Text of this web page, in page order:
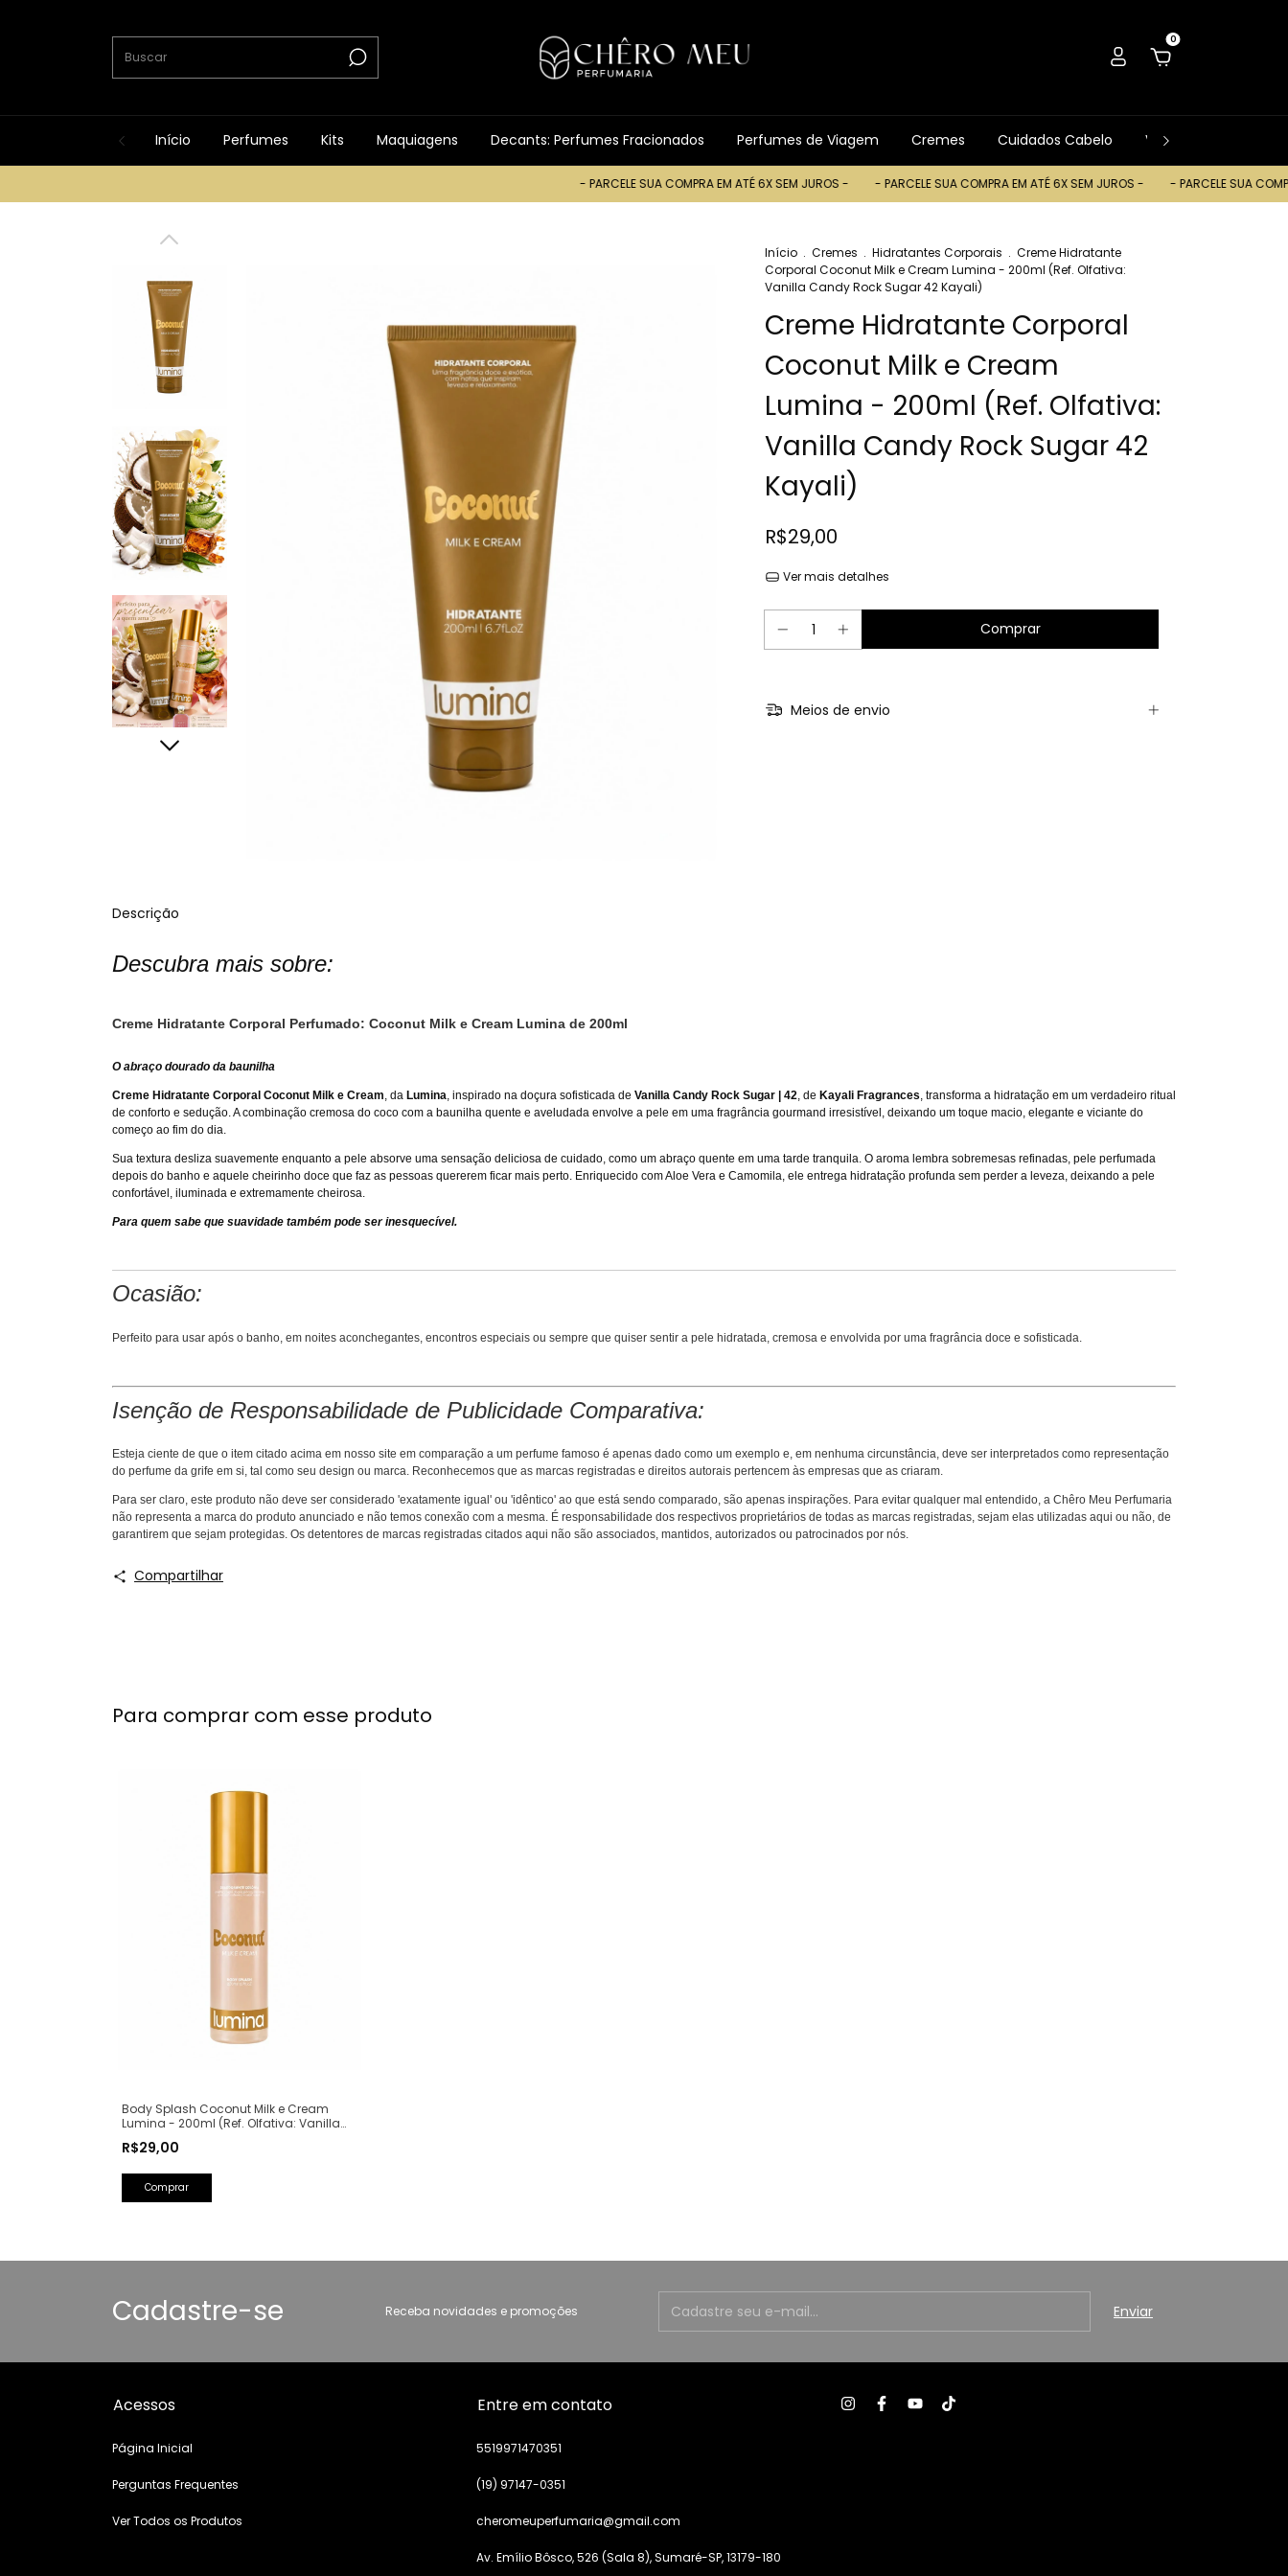
0
Início Perfumes Kits Maquiagens Decants: Perfumes Fracionados Perfumes de Viagem Cremes Cuidados Cabelo Ver Tudo
- PARCELE SUA COMPRA EM ATÉ 6X SEM JUROS - - PARCELE SUA COMPRA EM ATÉ 6X SEM JUROS - - PARCELE SUA COMPRA
Início . Cremes . Hidratantes Corporais . Creme Hidratante
Corporal Coconut Milk e Cream Lumina - 200ml (Ref. Olfativa:
Vanilla Candy Rock Sugar 42 Kayali)
Creme Hidratante Corporal
Coconut Milk e Cream
Lumina - 200ml (Ref. Olfativa:
Vanilla Candy Rock Sugar 42
Kayali)
R$29,00
Ver mais detalhes
Meios de envio
Descrição
Descubra mais sobre:
Creme Hidratante Corporal Perfumado: Coconut Milk e Cream Lumina de 200ml
O abraço dourado da baunilha
Creme Hidratante Corporal Coconut Milk e Cream , da Lumina , inspirado na doçura sofisticada de Vanilla Candy Rock Sugar | 42 , de Kayali Fragrances , transforma a hidratação em um verdadeiro ritual
de conforto e sedução. A combinação cremosa do coco com a baunilha quente e aveludada envolve a pele em uma fragrância gourmand irresistível, deixando um toque macio, elegante e viciante do
começo ao fim do dia.
Sua textura desliza suavemente enquanto a pele absorve uma sensação deliciosa de cuidado, como um abraço quente em uma tarde tranquila. O aroma lembra sobremesas refinadas, pele perfumada
depois do banho e aquele cheirinho doce que faz as pessoas quererem ficar mais perto. Enriquecido com Aloe Vera e Camomila, ele entrega hidratação profunda sem perder a leveza, deixando a pele
confortável, iluminada e extremamente cheirosa.
Para quem sabe que suavidade também pode ser inesquecível.
Ocasião:
Perfeito para usar após o banho, em noites aconchegantes, encontros especiais ou sempre que quiser sentir a pele hidratada, cremosa e envolvida por uma fragrância doce e sofisticada.
Isenção de Responsabilidade de Publicidade Comparativa:
Esteja ciente de que o item citado acima em nosso site em comparação a um perfume famoso é apenas dado como um exemplo e, em nenhuma circunstância, deve ser interpretados como representação
do perfume da grife em si, tal como seu design ou marca. Reconhecemos que as marcas registradas e direitos autorais pertencem às empresas que as criaram.
Para ser claro, este produto não deve ser considerado 'exatamente igual' ou 'idêntico' ao que está sendo comparado, são apenas inspirações. Para evitar qualquer mal entendido, a Chêro Meu Perfumaria
não representa a marca do produto anunciado e não temos conexão com a mesma. É responsabilidade dos respectivos proprietários de todas as marcas registradas, sejam elas utilizadas aqui ou não, de
garantirem que sejam protegidas. Os detentores de marcas registradas citados aqui não são associados, mantidos, autorizados ou patrocinados por nós.
Compartilhar
Para comprar com esse produto
Body Splash Coconut Milk e Cream
Lumina - 200ml (Ref. Olfativa: Vanilla
R$29,00
Cadastre-se Receba novidades e promoções
Acessos
Página Inicial
Perguntas Frequentes
Ver Todos os Produtos
Entre em contato
5519971470351
(19) 97147-0351
cheromeuperfumaria@gmail.com
Av. Emílio Bôsco, 526 (Sala 8), Sumaré-SP, 13179-180